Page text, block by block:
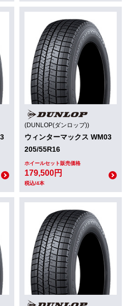
(DUNLOP(ダンロップ))
ウィンターマックス WM03
205/55R16
ホイールセット販売価格
179,500円
税込/4本